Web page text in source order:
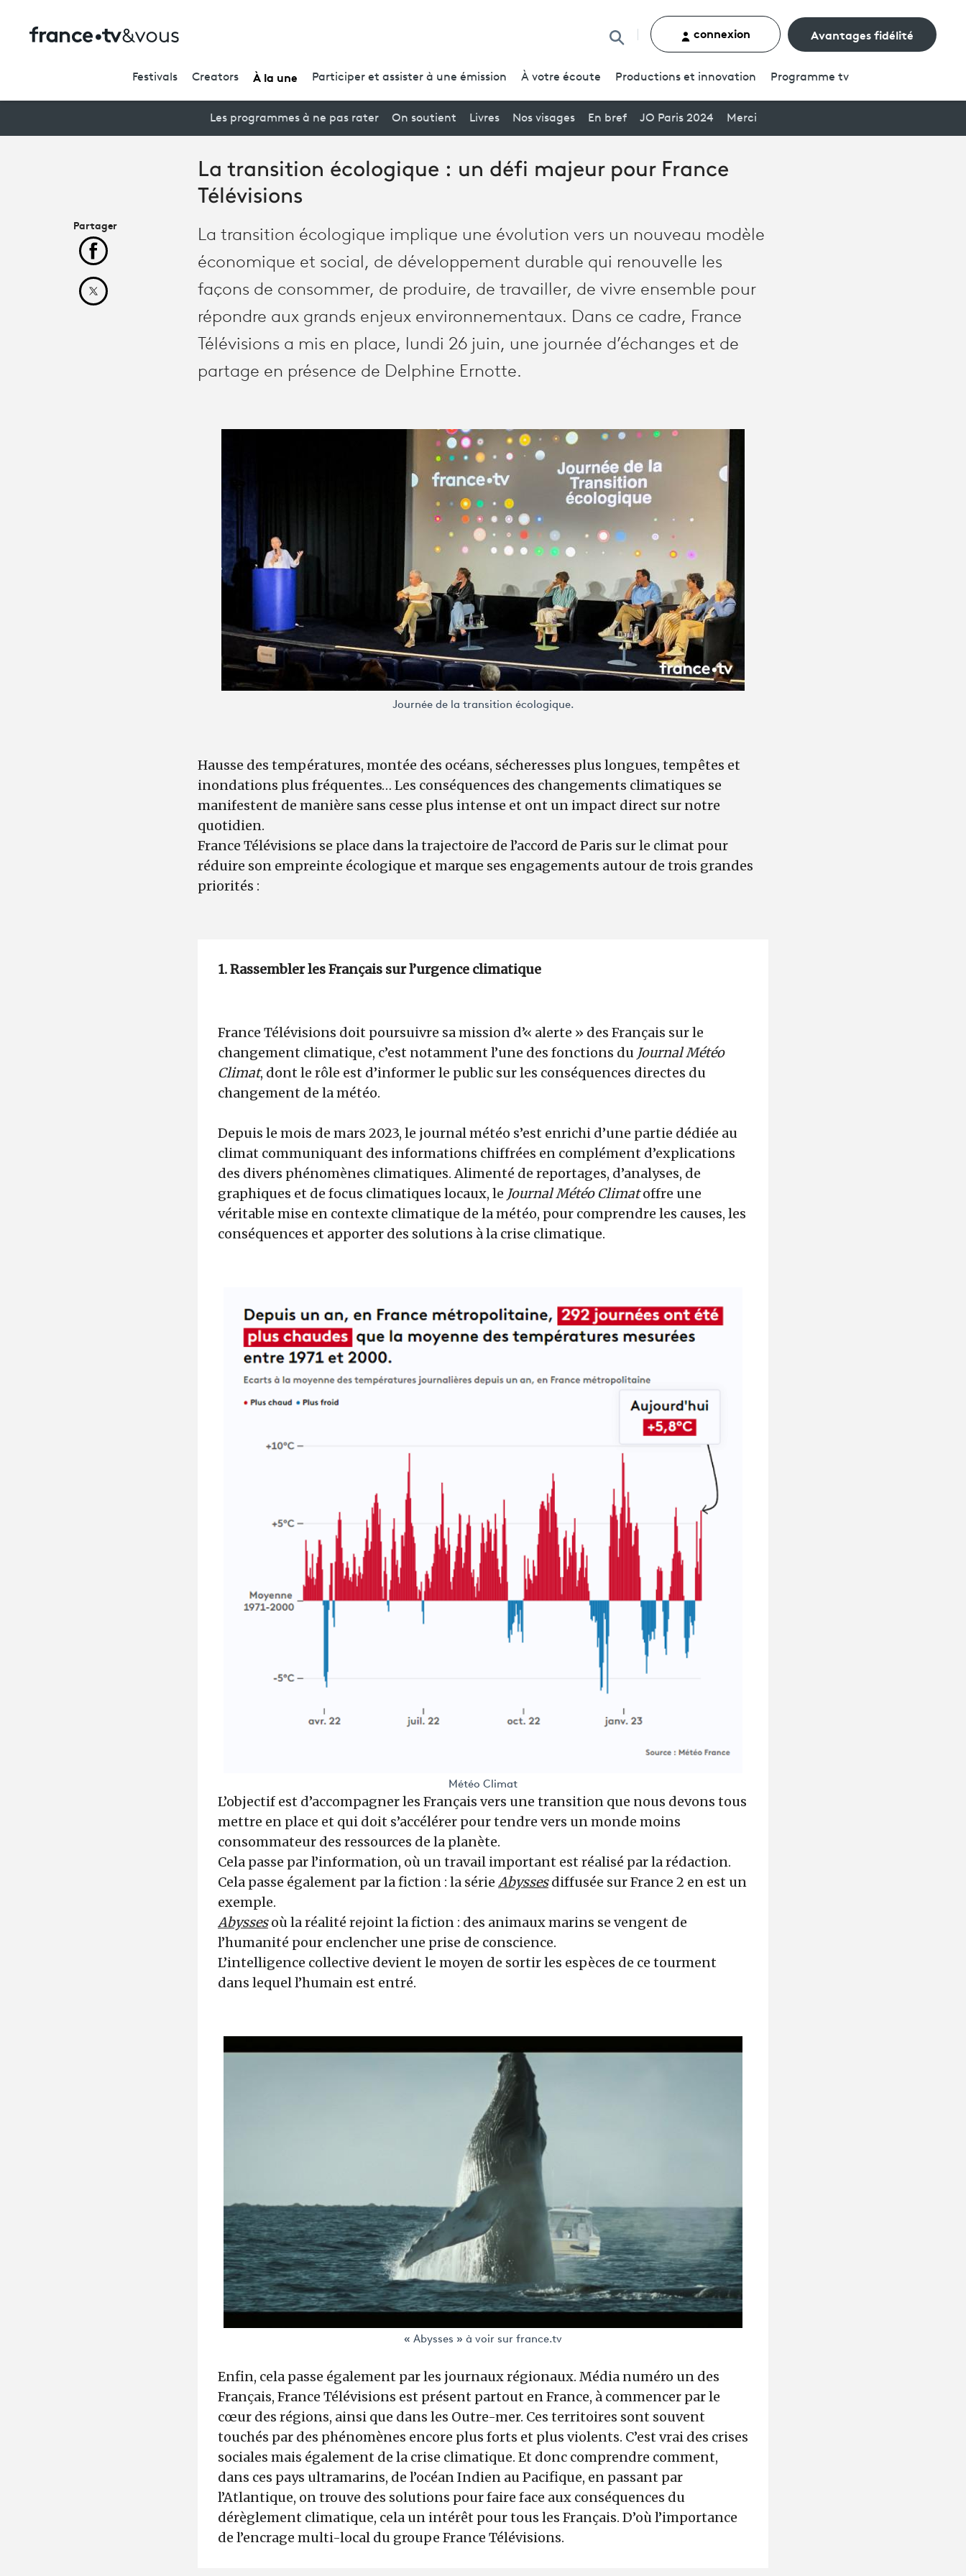
Rechercher un contenu
connexion Avantages fidélité
Festivals Creators À la une Participer et assister à une émission À votre écoute Productions et innovation Programme tv
Les programmes à ne pas rater On soutient Livres Nos visages En bref JO Paris 2024 Merci
La transition écologique : un défi majeur pour France
Télévisions
La transition écologique implique une évolution vers un nouveau modèle
économique et social, de développement durable qui renouvelle les
façons de consommer, de produire, de travailler, de vivre ensemble pour
répondre aux grands enjeux environnementaux. Dans ce cadre, France
Télévisions a mis en place, lundi 26 juin, une journée d’échanges et de
partage en présence de Delphine Ernotte.
Journée de la transition écologique.
Hausse des températures, montée des océans, sécheresses plus longues, tempêtes et
inondations plus fréquentes… Les conséquences des changements climatiques se
manifestent de manière sans cesse plus intense et ont un impact direct sur notre
quotidien.
France Télévisions se place dans la trajectoire de l’accord de Paris sur le climat pour
réduire son empreinte écologique et marque ses engagements autour de trois grandes
priorités :
1. Rassembler les Français sur l’urgence climatique
France Télévisions doit poursuivre sa mission d’« alerte » des Français sur le
changement climatique, c’est notamment l’une des fonctions du Journal Météo
Climat, dont le rôle est d’informer le public sur les conséquences directes du
changement de la météo.
Depuis le mois de mars 2023, le journal météo s’est enrichi d’une partie dédiée au
climat communiquant des informations chiffrées en complément d’explications
des divers phénomènes climatiques. Alimenté de reportages, d’analyses, de
graphiques et de focus climatiques locaux, le Journal Météo Climatoffre une
véritable mise en contexte climatique de la météo, pour comprendre les causes, les
conséquences et apporter des solutions à la crise climatique.
Météo Climat
L’objectif est d’accompagner les Français vers une transition que nous devons tous
mettre en place et qui doit s’accélérer pour tendre vers un monde moins
consommateur des ressources de la planète.
Cela passe par l’information, où un travail important est réalisé par la rédaction.
Cela passe également par la fiction : la série Abyssesdiffusée sur France 2 en est un
exemple.
Abyssesoù la réalité rejoint la fiction : des animaux marins se vengent de
l’humanité pour enclencher une prise de conscience.
L’intelligence collective devient le moyen de sortir les espèces de ce tourment
dans lequel l’humain est entré.
« Abysses » à voir sur france.tv
Enfin, cela passe également par les journaux régionaux. Média numéro un des
Français, France Télévisions est présent partout en France, à commencer par le
cœur des régions, ainsi que dans les Outre-mer. Ces territoires sont souvent
touchés par des phénomènes encore plus forts et plus violents. C’est vrai des crises
sociales mais également de la crise climatique. Et donc comprendre comment,
dans ces pays ultramarins, de l’océan Indien au Pacifique, en passant par
l’Atlantique, on trouve des solutions pour faire face aux conséquences du
dérèglement climatique, cela un intérêt pour tous les Français. D’où l’importance
de l’encrage multi-local du groupe France Télévisions.
Partager
Partager cet article sur Facebook
Partager cet article sur X